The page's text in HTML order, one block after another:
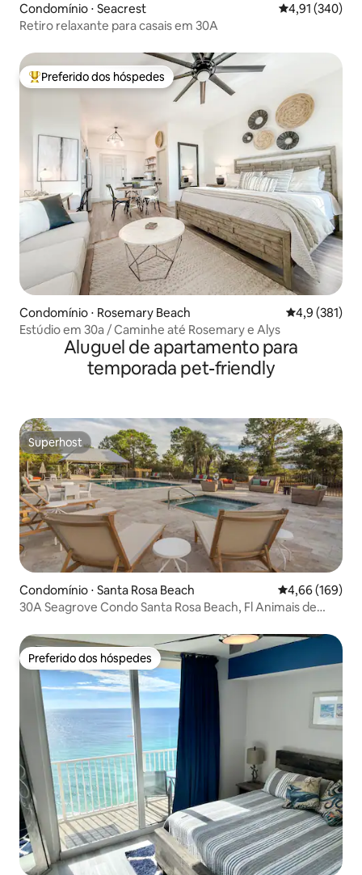
Condomínio ⋅ Seacrest 4,91 de uma
4,91 (340)
Retiro relaxante para casais em 30A
Entre os melhores preferidos dos hóspedes
Preferido dos hóspedes
Condomínio ⋅ Rosemary Beach 4,9 de uma
4,9 (381)
Estúdio em 30a / Caminhe até Rosemary e Alys
Aluguel de apartamento para
temporada pet-friendly
Superhost
Superhost
Condomínio ⋅ Santa Rosa Beach 4,66 de uma
4,66 (169)
30A Seagrove Condo Santa Rosa Beach, Fl Animais de
Preferido dos hóspedes
Preferido dos hóspedes